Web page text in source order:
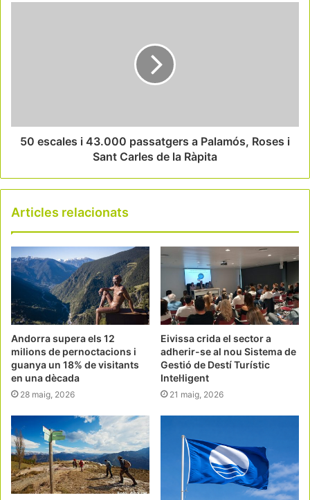
50 escales i 43.000 passatgers a Palamós, Roses i
Sant Carles de la Ràpita
Articles relacionats
Andorra supera els 12
milions de pernoctacions i
guanya un 18% de visitants
en una dècada
28 maig, 2026
Eivissa crida el sector a
adherir-se al nou Sistema de
Gestió de Destí Turístic
Intel·ligent
21 maig, 2026